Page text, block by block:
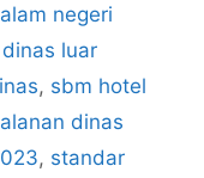
negeri
luar
, sbm hotel
dinas
, standar